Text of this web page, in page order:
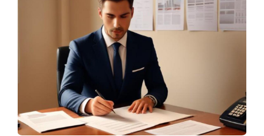
Las habilidades clave incluyen la escucha activa, la empatía, la
capacidad de análisis y la flexibilidad. Estas habilidades
permiten crear un ambiente de confianza y cooperación.
¿Qué hacer si la negociación no va como se
esperaba?
Si una negociación se torna desfavorable, es importante
mantener la calma y evaluar las opciones restantes. Pide